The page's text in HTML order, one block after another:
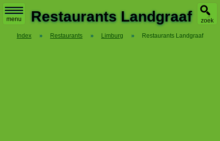
menu zoek
Restaurants Landgraaf
Index » Restaurants » Limburg » Restaurants Landgraaf